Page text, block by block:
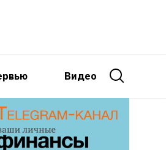
Видео